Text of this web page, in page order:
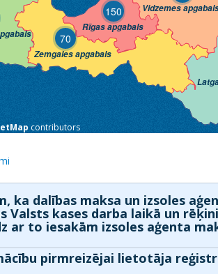
70
Zemgales apgabals
150
Rīgas apgabals
Vidzemes
contributors
ka dalības maksa un izsoles
Valsts kases darba laikā un
ar to iesakām izsoles aģenta
pirmreizējai lietotāja